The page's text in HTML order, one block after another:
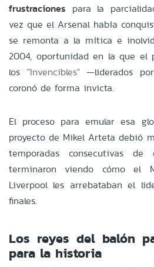
frustraciones para la
vez que el Arsenal había
se remonta a la mítica e
2004, oportunidad en la que el
los "Invencibles"—liderados
coronó de forma invicta.
El proceso para emular esa
proyecto de Mikel Arteta debió
temporadas consecutivas de
terminaron viendo cómo el
Liverpool les arrebataban el
finales.
Los reyes del balón
para la historia